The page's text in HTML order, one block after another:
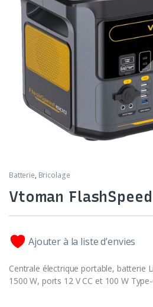
Batterie, Bricolage
Vtoman
Ajouter à la liste d’envies
Centrale électrique portable, batterie
1500 W, ports 12 V CC et 100 W